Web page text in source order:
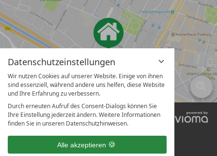
Datenschutzeinstellungen
Wir nutzen Cookies auf unserer Website. Einige von ihnen
sind essenziell, während andere uns helfen, diese Website
und Ihre Erfahrung zu verbessern.
Durch erneuten Aufruf des Consent-Dialogs können Sie
Ihre Einstellung jederzeit ändern. Weitere Informationen
finden Sie in unseren Datenschutzhinweisen.
Alle akzeptieren